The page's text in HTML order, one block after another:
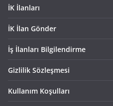
İK İlanları
İK İlan Gönder
İş İlanları Bilgilendirme
Gizlilik Sözleşmesi
Kullanım Koşulları